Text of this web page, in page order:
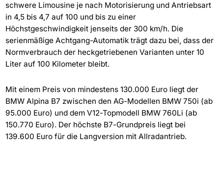
schwere Limousine je nach Motorisierung und Antriebsart
in 4,5 bis 4,7 auf 100 und bis zu einer
Höchstgeschwindigkeit jenseits der 300 km/h. Die
serienmäßige Achtgang-Automatik trägt dazu bei, dass der
Normverbrauch der heckgetriebenen Varianten unter 10
Liter auf 100 Kilometer bleibt.
Mit einem Preis von mindestens 130.000 Euro liegt der
BMW Alpina B7 zwischen den AG-Modellen BMW 750i (ab
95.000 Euro) und dem V12-Topmodell BMW 760Li (ab
150.770 Euro). Der höchste B7-Grundpreis liegt bei
139.600 Euro für die Langversion mit Allradantrieb.